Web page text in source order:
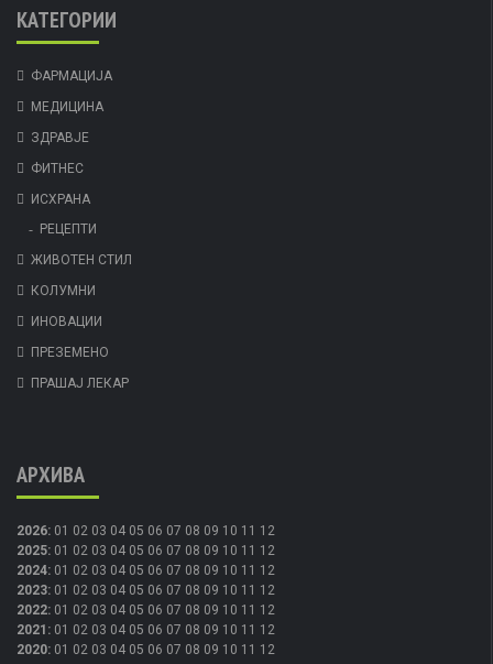
КАТЕГОРИИ
ФАРМАЦИЈА
МЕДИЦИНА
ЗДРАВЈЕ
ФИТНЕС
ИСХРАНА
РЕЦЕПТИ
ЖИВОТЕН СТИЛ
КОЛУМНИ
ИНОВАЦИИ
ПРЕЗЕМЕНО
ПРАШАЈ ЛЕКАР
АРХИВА
2026: 01 02 03 04 05 06 07 08 09 10 11 12
2025: 01 02 03 04 05 06 07 08 09 10 11 12
2024: 01 02 03 04 05 06 07 08 09 10 11 12
2023: 01 02 03 04 05 06 07 08 09 10 11 12
2022: 01 02 03 04 05 06 07 08 09 10 11 12
2021 : 01 02 03 04 05 06 07 08 09 10 11 12
2020: 01 02 03 04 05 06 07 08 09 10 11 12